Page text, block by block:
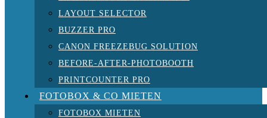
LAYOUT SELECTOR
BUZZER PRO
CANON FREEZEBUG SOLUTION
BEFORE-AFTER-PHOTOBOOTH
PRINTCOUNTER PRO
FOTOBOX & CO MIETEN
FOTOBOX MIETEN